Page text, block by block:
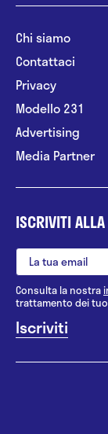
Chi siamo
Contattaci
Privacy
Modello 231
Advertising
Media Partner
ISCRIVITI
Consulta la nostra
trattamento dei